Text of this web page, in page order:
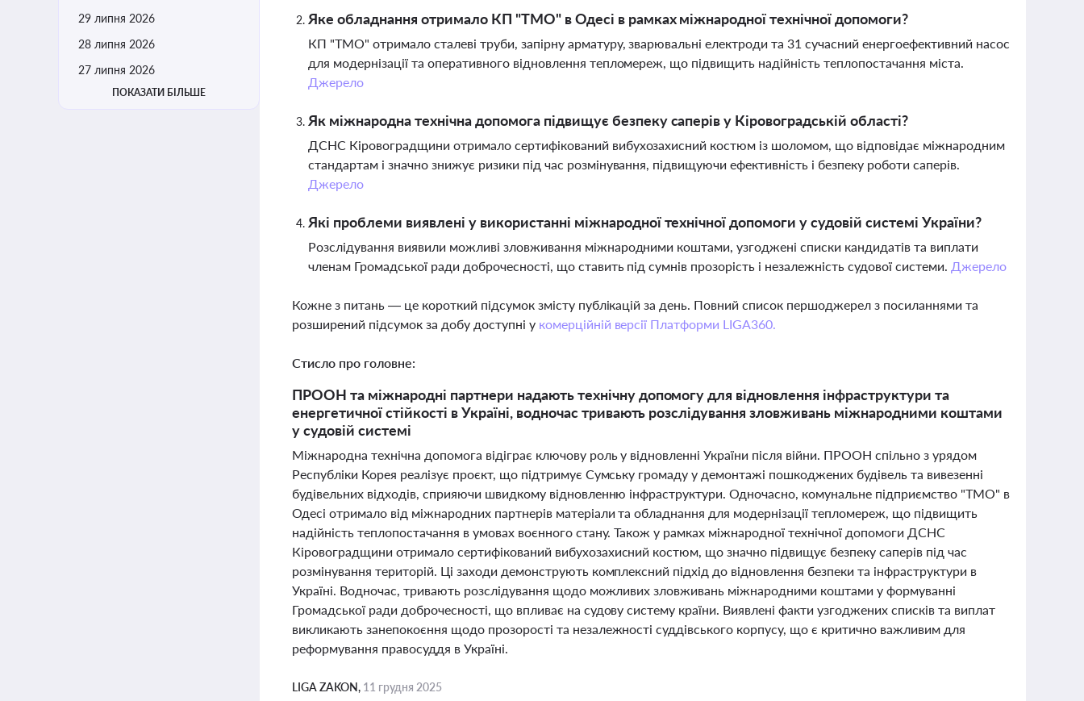
29 липня 2026
28 липня 2026
27 липня 2026
ПОКАЗАТИ БІЛЬШЕ
Яке обладнання отримало КП "ТМО" в Одесі в рамках міжнародної технічної допомоги?
КП "ТМО" отримало сталеві труби, запірну арматуру, зварювальні електроди та 31 сучасний енергоефективний насос
для модернізації та оперативного відновлення тепломереж, що підвищить надійність теплопостачання міста.
Джерело
Як міжнародна технічна допомога підвищує безпеку саперів у Кіровоградській області?
ДСНС Кіровоградщини отримало сертифікований вибухозахисний костюм із шоломом, що відповідає міжнародним
стандартам і значно знижує ризики під час розмінування, підвищуючи ефективність і безпеку роботи саперів.
Джерело
Які проблеми виявлені у використанні міжнародної технічної допомоги у судовій системі України?
Розслідування виявили можливі зловживання міжнародними коштами, узгоджені списки кандидатів та виплати
членам Громадської ради доброчесності, що ставить під сумнів прозорість і незалежність судової системи. Джерело
Кожне з питань — це короткий підсумок змісту публікацій за день. Повний список першоджерел з посиланнями та
розширений підсумок за добу доступні у комерційній версії Платформи LIGA360.
Стисло про головне:
ПРООН та міжнародні партнери надають технічну допомогу для відновлення інфраструктури та
енергетичної стійкості в Україні, водночас тривають розслідування зловживань міжнародними коштами
у судовій системі
Міжнародна технічна допомога відіграє ключову роль у відновленні України після війни. ПРООН спільно з урядом
Республіки Корея реалізує проєкт, що підтримує Сумську громаду у демонтажі пошкоджених будівель та вивезенні
будівельних відходів, сприяючи швидкому відновленню інфраструктури. Одночасно, комунальне підприємство "ТМО" в
Одесі отримало від міжнародних партнерів матеріали та обладнання для модернізації тепломереж, що підвищить
надійність теплопостачання в умовах воєнного стану. Також у рамках міжнародної технічної допомоги ДСНС
Кіровоградщини отримало сертифікований вибухозахисний костюм, що значно підвищує безпеку саперів під час
розмінування територій. Ці заходи демонструють комплексний підхід до відновлення безпеки та інфраструктури в
Україні. Водночас, тривають розслідування щодо можливих зловживань міжнародними коштами у формуванні
Громадської ради доброчесності, що впливає на судову систему країни. Виявлені факти узгоджених списків та виплат
викликають занепокоєння щодо прозорості та незалежності суддівського корпусу, що є критично важливим для
реформування правосуддя в Україні.
LIGA ZAKON, 11 грудня 2025